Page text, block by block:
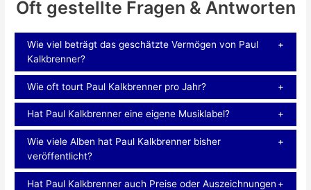
Oft gestellte Fragen & Antworten
Wie viel beträgt das geschätzte Vermögen von Paul
Kalkbrenner?
Wie oft tourt Paul Kalkbrenner pro Jahr?
Hat Paul Kalkbrenner eine eigene Musiklabel?
Wie viele Alben hat Paul Kalkbrenner bisher
veröffentlicht?
Hat Paul Kalkbrenner auch Preise oder Auszeichnungen